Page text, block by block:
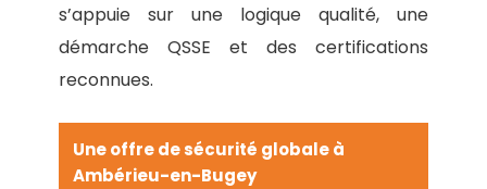
s’appuie sur une logique qualité, une
démarche QSSE et des certifications
reconnues.
Une offre de sécurité globale à
Ambérieu-en-Bugey